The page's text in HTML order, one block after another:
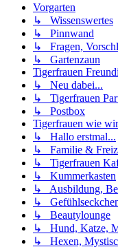
Vorgarten
↳ Wissenswertes
↳ Pinnwand
↳ Fragen,
↳ Gartenzaun
Tigerfrauen
↳ Neu dabei...
↳ Tigerfrauen
↳ Postbox
Tigerfrauen wie wir
↳ Hallo erstmal...
↳ Familie &
↳ Tigerfrauen
↳ Kummerkasten
↳ Ausbildung,
↳
↳ Beautylounge
↳ Hund, Katze,
↳ Hexen,